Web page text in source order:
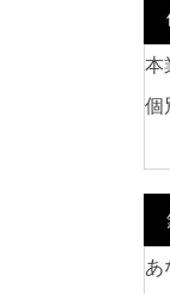
本
個
あ